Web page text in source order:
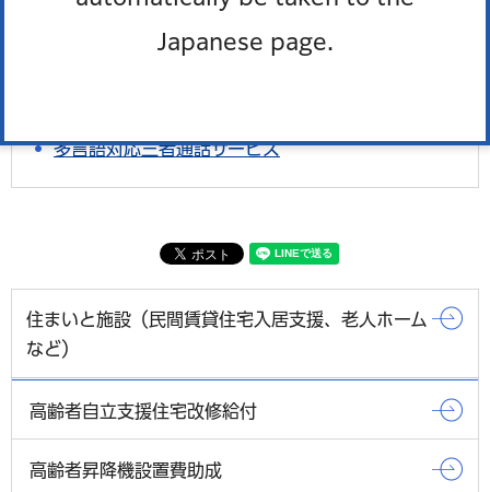
Japanese page.
所属課室：街づくり支援部住宅課住宅政策担当
03-3578-2289
多言語対応三者通話サービス
住まいと施設（民間賃貸住宅入居支援、老人ホーム
など）
高齢者自立支援住宅改修給付
高齢者昇降機設置費助成